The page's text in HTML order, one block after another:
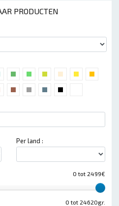
PRODUCTEN
Per land :
0 tot 2499€
0 tot 24620gr.